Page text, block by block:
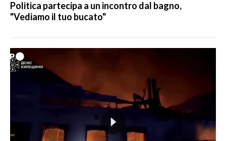
Politica partecipa a un incontro dal bagno,
"Vediamo il tuo bucato"